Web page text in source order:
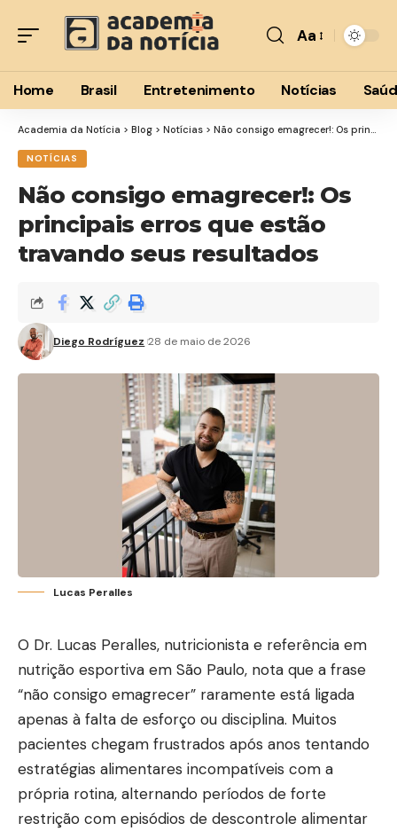
Font
Resizer
Aa
Home Brasil Entretenimento Notícias
Academia da Notícia > Blog > Notícias > Não consigo emagrecer!: Os principais erros que estão travando seus resultados
NOTÍCIAS
Não consigo emagrecer!: Os
principais erros que estão
travando seus resultados
Diego Rodríguez 28 de maio de 2026
Lucas Peralles
O Dr. Lucas Peralles, nutricionista e referência em
nutrição esportiva em São Paulo, nota que a frase
“não consigo emagrecer” raramente está ligada
apenas à falta de esforço ou disciplina. Muitos
pacientes chegam frustrados após anos tentando
estratégias alimentares incompatíveis com a
própria rotina, alternando períodos de forte
restrição com episódios de descontrole alimentar